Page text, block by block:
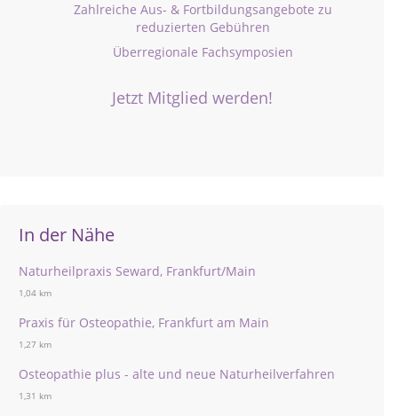
Zahlreiche Aus- & Fortbildungsangebote zu
reduzierten Gebühren
Überregionale Fachsymposien
Jetzt Mitglied werden!
In der Nähe
Naturheilpraxis Seward, Frankfurt/Main
1,04 km
Praxis für Osteopathie, Frankfurt am Main
1,27 km
Osteopathie plus - alte und neue Naturheilverfahren
1,31 km